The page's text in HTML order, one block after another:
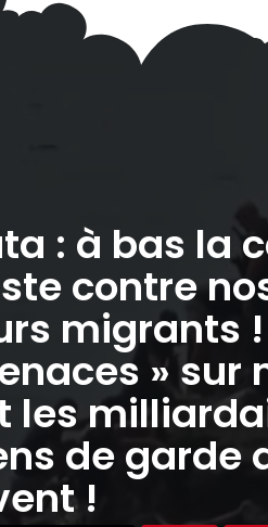
: à bas la
contre
migrants !
» sur
les
de garde
!